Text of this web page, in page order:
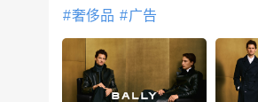
奢侈品 广告